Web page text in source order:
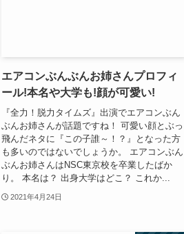
エアコンぶんぶんお姉さんプロフィ
ール!本名や大学も!顔が可愛い!
『全力！脱力タイムズ』出演でエアコンぶん
ぶんお姉さんが話題ですね！ 可愛い顔とぶっ
飛んだネタに『この子誰～！？』となった方
も多いのではないでしょうか。 エアコンぶん
ぶんお姉さんはNSC東京校を卒業したばか
り。 本名は？ 出身大学はどこ？ これか...
2021年4月24日